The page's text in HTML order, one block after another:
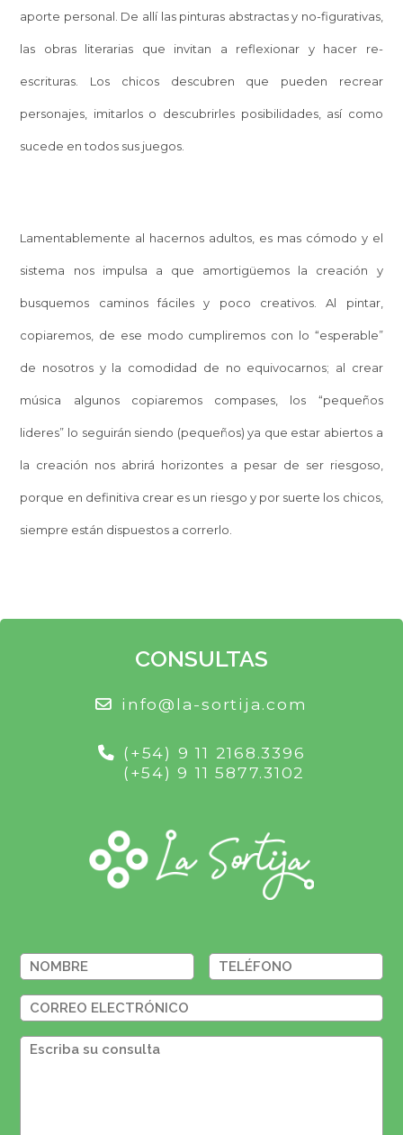
aporte personal. De allí las pinturas abstractas y no-figurativas,
las obras literarias que invitan a reflexionar y hacer re-
escrituras. Los chicos descubren que pueden recrear
personajes, imitarlos o descubrirles posibilidades, así como
sucede en todos sus juegos.
Lamentablemente al hacernos adultos, es mas cómodo y el
sistema nos impulsa a que amortigüemos la creación y
busquemos caminos fáciles y poco creativos. Al pintar,
copiaremos, de ese modo cumpliremos con lo “esperable”
de nosotros y la comodidad de no equivocarnos; al crear
música algunos copiaremos compases, los “pequeños
lideres” lo seguirán siendo (pequeños) ya que estar abiertos a
la creación nos abrirá horizontes a pesar de ser riesgoso,
porque en definitiva crear es un riesgo y por suerte los chicos,
siempre están dispuestos a correrlo.
CONSULTAS
info@la-sortija.com
(+54) 9 11 2168.3396
(+54) 9 11 5877.3102